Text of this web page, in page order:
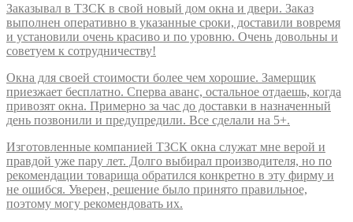
Заказывал в ТЗСК в свой новый дом окна и двери. Заказ
выполнен оперативно в указанные сроки, доставили вовремя
и установили очень красиво и по уровню. Очень довольны и
советуем к сотрудничеству!
Окна для своей стоимости более чем хорошие. Замерщик
приезжает бесплатно. Сперва аванс, остальное отдаешь, когда
привозят окна. Примерно за час до доставки в назначенный
день позвонили и предупредили. Все сделали на 5+.
Изготовленные компанией ТЗСК окна служат мне верой и
правдой уже пару лет. Долго выбирал производителя, но по
рекомендации товарища обратился конкретно в эту фирму и
не ошибся. Уверен, решение было принято правильное,
поэтому могу рекомендовать их.